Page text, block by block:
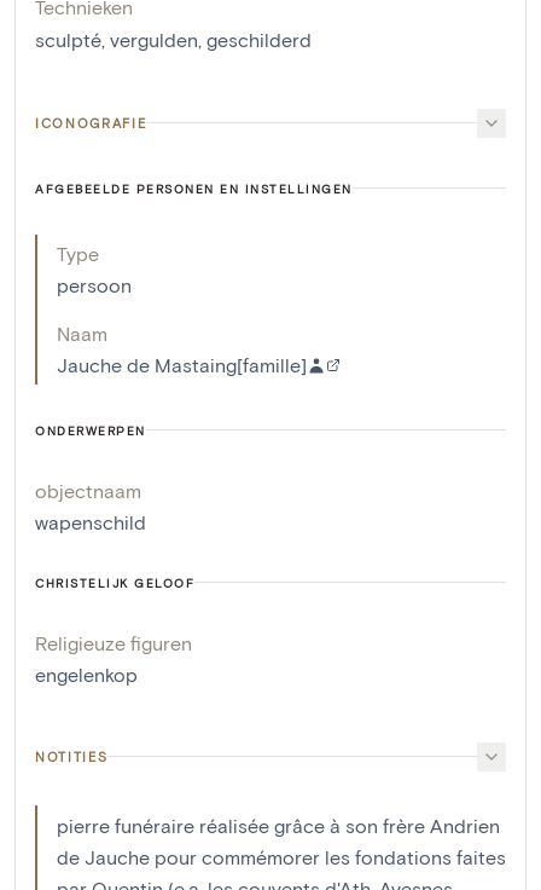
Technieken
sculpté vergulden geschilderd
ICONOGRAFIE
AFGEBEELDE PERSONEN EN INSTELLINGEN
Type
persoon
Naam
Jauche de Mastaing[famille]
ONDERWERPEN
objectnaam
wapenschild
CHRISTELIJK GELOOF
Religieuze figuren
engelenkop
NOTITIES
pierre funéraire réalisée grâce à son frère Andrien
de Jauche pour commémorer les fondations faites